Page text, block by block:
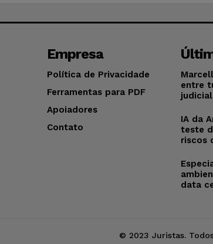
Empresa
Política de Privacidade
Ferramentas para PDF
Apoiadores
Contato
entre
judicial
IA da
teste
riscos
data
© 2023 Juristas.